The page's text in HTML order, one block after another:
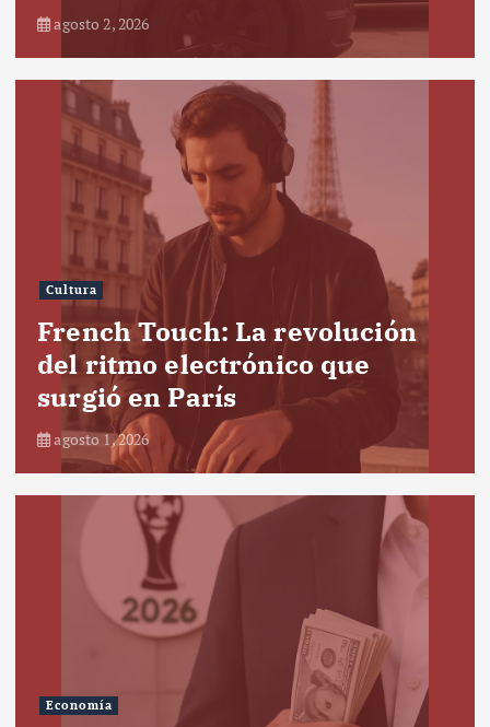
agosto 2, 2026
Cultura
French Touch: La revolución
del ritmo electrónico que
surgió en París
agosto 1, 2026
Economía